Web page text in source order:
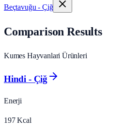
Beçtavuğu - Çiğ
Comparison Results
Kumes Hayvanlari Ürünleri
Hindi - Çiğ
Enerji
197 Kcal